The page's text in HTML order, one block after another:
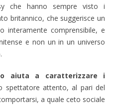
che hanno sempre visto i
britannico, che suggerisce un
interamente comprensibile, e
e non un in un universo
aiuta a caratterizzare i
spettatore attento, al pari del
a quale ceto sociale